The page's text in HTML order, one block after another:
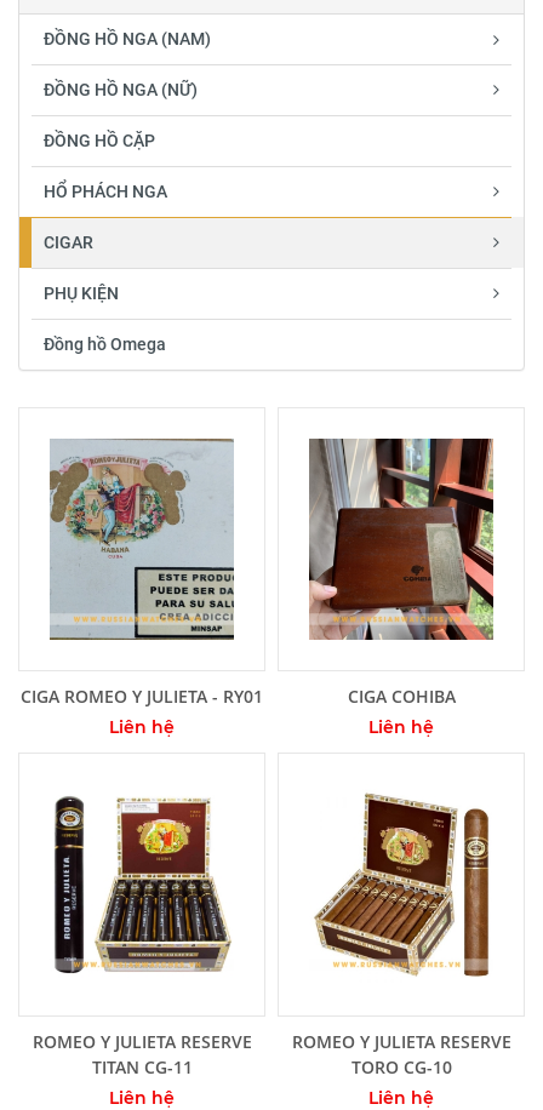
ĐỒNG HỒ NGA (NAM)
ĐỒNG HỒ NGA (NỮ)
ĐỒNG HỒ CẶP
HỔ PHÁCH NGA
CIGAR
PHỤ KIỆN
Đồng hồ Omega
Thêm vào giỏ hàng
CIGA ROMEO Y JULIETA - RY01
Liên hệ
Thêm vào giỏ hàng
CIGA COHIBA
Liên hệ
Thêm vào giỏ hàng
ROMEO Y JULIETA RESERVE
TITAN CG-11
Liên hệ
Thêm vào giỏ hàng
ROMEO Y JULIETA RESERVE
TORO CG-10
Liên hệ